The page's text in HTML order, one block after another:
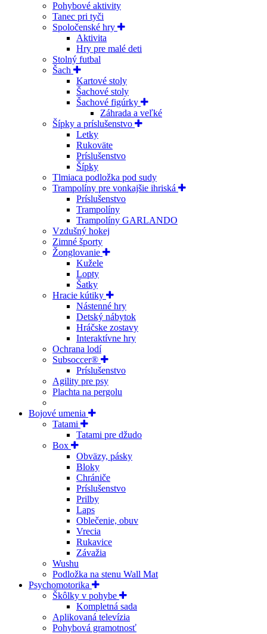
Pohybové aktivity
Tanec pri tyči
Spoločenské hry
Aktivita
Hry pre malé deti
Stolný futbal
Šach
Kartové stoly
Šachové stoly
Šachové figúrky
Záhrada a veľké
Šípky a príslušenstvo
Letky
Rukoväte
Príslušenstvo
Šípky
Tlmiaca podložka pod sudy
Trampolíny pre vonkajšie ihriská
Príslušenstvo
Trampolíny
Trampolíny GARLANDO
Vzdušný hokej
Zimné športy
Žonglovanie
Kužele
Lopty
Šatky
Hracie kútiky
Nástenné hry
Detský nábytok
Hráčske zostavy
Interaktívne hry
Ochrana lodí
Subsoccer®
Príslušenstvo
Agility pre psy
Plachta na pergolu
Bojové umenia
Tatami
Tatami pre džudo
Box
Obväzy, pásky
Bloky
Chrániče
Príslušenstvo
Prilby
Laps
Oblečenie, obuv
Vrecia
Rukavice
Závažia
Wushu
Podložka na stenu Wall Mat
Psychomotorika
Škôlky v pohybe
Kompletná sada
Aplikovaná televízia
Pohybová gramotnosť